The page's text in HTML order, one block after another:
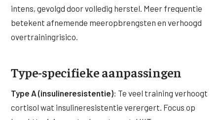
intens, gevolgd door volledig herstel. Meer frequentie
betekent afnemende meeropbrengsten en verhoogd
overtrainingrisico.
Type-specifieke aanpassingen
Type A (insulineresistentie): Te veel training verhoogt
cortisol wat insulineresistentie verergert. Focus op